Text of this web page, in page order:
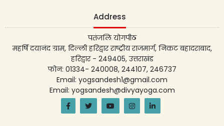
Address
पतंजलि योगपीठ
महर्षि दयानंद ग्राम, दिल्ली हरिद्वार राष्ट्रीय राजमार्ग, निकट बहादराबाद,
हरिद्वार - 249405, उत्तराखंड
फोन: 01334- 240008, 244107, 246737
Email: yogsandesh1@gmail.com
Email: yogsandesh@divyayoga.com